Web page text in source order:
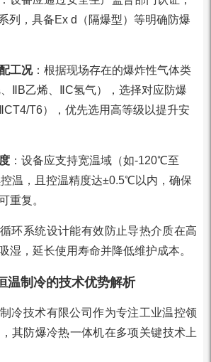
列，具备Ex d（隔爆型）等明确防爆
工况：根据现场存在的爆炸性气体类
ⅡB乙烯、ⅡC氢气），选择对应防爆
T6），优先选用高等级以提升安
：设备应支持宽温域（如-120℃至
温，且控温精度达±0.5℃以内，确保
重复。
环系统设计能有效防止导热介质在高
湿，延长使用寿命并降低维护成本。
温制冷的技术优势解析
冷技术有限公司作为专注工业温控领
其防爆冷热一体机在多项关键技术上